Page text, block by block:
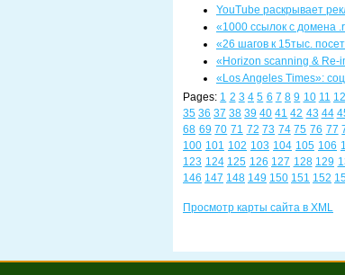
YouTube раскрывает
«1000 ссылок с домена
«26 шагов к 15тыс.
«Horizon scanning &
«Los Angeles Times»:
Pages: 1 2 3 4 5 6 7 8 9 10 11 12
35 36 37 38 39 40 41 42 43 44
68 69 70 71 72 73 74 75 76 77
100 101 102 103 104 105 106
123 124 125 126 127 128 129
146 147 148 149 150 151 152
Просмотр карты сайта в XML